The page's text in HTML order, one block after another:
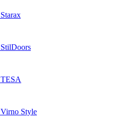
Starax
StilDoors
TESA
Virno Style